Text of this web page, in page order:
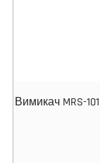
Вимикач MRS-